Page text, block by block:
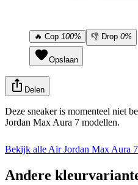
🔥 Cop 100% 👎 Drop 0%
Opslaan
Delen
Deze sneaker is momenteel niet
Jordan Max Aura 7 modellen.
Bekijk alle Air Jordan Max Aura
Andere